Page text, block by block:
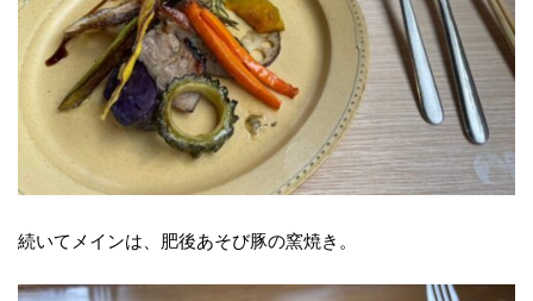
続いてメインは、肥後あそび豚の窯焼き。